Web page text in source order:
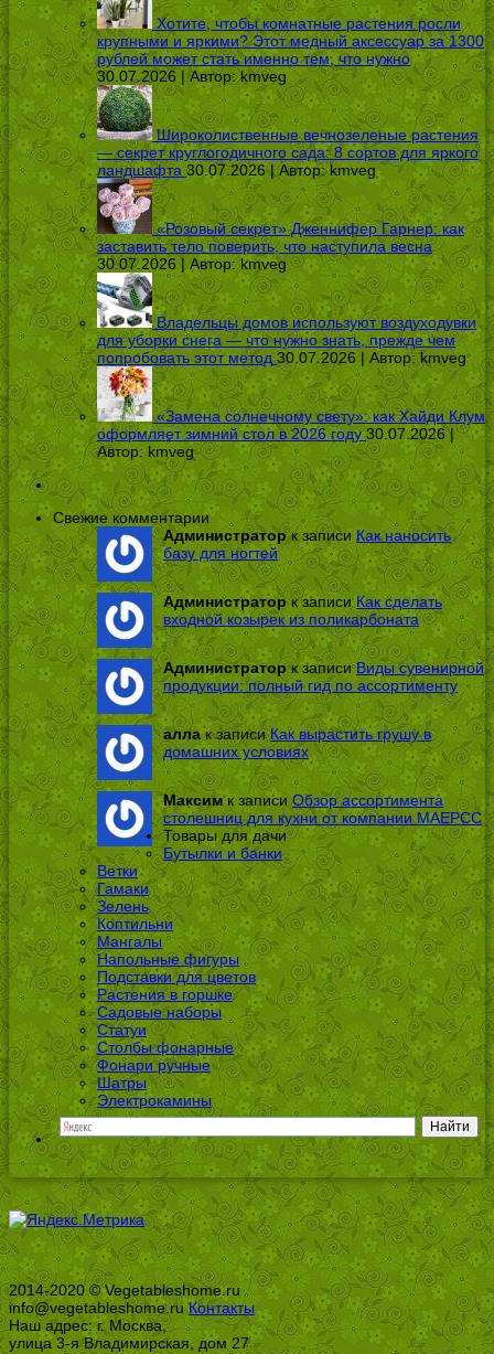
Хотите, чтобы комнатные растения росли
крупными и яркими? Этот медный аксессуар за 1300
рублей может стать именно тем, что нужно
30.07.2026 | Автор:kmveg
Широколиственные вечнозеленые растения
— секрет круглогодичного сада: 8 сортов для яркого
ландшафта 30.07.2026 | Автор:kmveg
«Розовый секрет» Дженнифер Гарнер: как
заставить тело поверить, что наступила весна
30.07.2026 | Автор: kmveg
Владельцы домов используют воздуходувки
для уборки снега — что нужно знать, прежде чем
попробовать этот метод 30.07.2026 | Автор:kmveg
«Замена солнечному свету»: как Хайди Клум
оформляет зимний стол в 2026 году 30.07.2026 |
Автор: kmveg
Свежие комментарии
Администраторк записиКак наносить
базу для ногтей
Администраторк записиКак сделать
входной козырек из поликарбоната
Администраторк записиВиды сувенирной
продукции: полный гид по ассортименту
аллак записиКак вырастить грушу в
домашних условиях
Максимк записиОбзор ассортимента
столешниц для кухни от компании МАЕРСС
Товары для дачи
Бутылки и банки
Ветки
Гамаки
Зелень
Коптильни
Мангалы
Напольные фигуры
Подставки для цветов
Растения в горшке
Садовые наборы
Статуи
Столбы фонарные
Фонари ручные
Шатры
Электрокамины
2014-2020 © Vegetableshome.ru
info@vegetableshome.ruКонтакты
Наш адрес: г. Москва,
улица 3-я Владимирская, дом 27